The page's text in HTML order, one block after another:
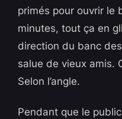
primés pour ouvrir le
minutes, tout ça en
direction du banc
salue de vieux amis.
Selon l’angle.
Pendant que le